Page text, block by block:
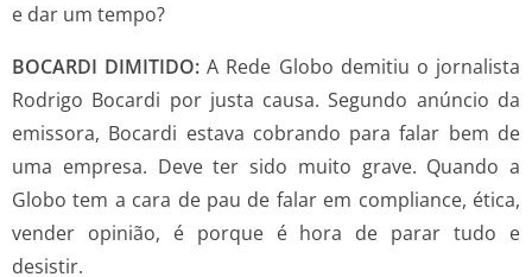
e dar um tempo?
BOCARDI DIMITIDO:A Rede Globo demitiu o jornalista
Rodrigo Bocardi por justa causa. Segundo anúncio da
emissora, Bocardi estava cobrando para falar bem de
uma empresa. Deve ter sido muito grave. Quando a
Globo tem a cara de pau de falar em compliance, ética,
vender opinião, é porque é hora de parar tudo e
desistir.